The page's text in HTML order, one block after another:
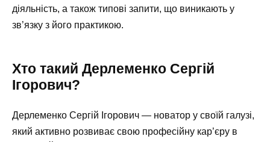
діяльність, а також типові запити, що виникають у
зв’язку з його практикою.
Хто такий Дерлеменко Сергій
Ігорович?
Дерлеменко Сергій Ігорович — новатор у своїй галузі,
який активно розвиває свою професійну кар’єру в